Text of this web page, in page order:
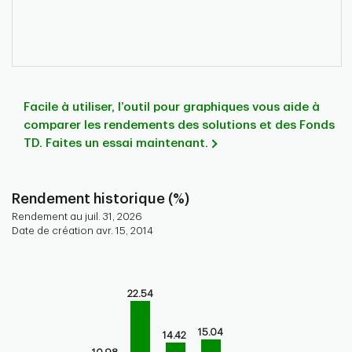
Facile à utiliser, l’outil pour graphiques vous aide à
comparer les rendements des solutions et des Fonds
TD. Faites un essai maintenant.
Rendement historique (%)
Rendement au juil. 31, 2026
Date de création avr. 15, 2014
Bar chart for historical performance of the fund
The chart has 1 Y axis displaying values. Range: 0 to 30.
22.54
14.42 15.04